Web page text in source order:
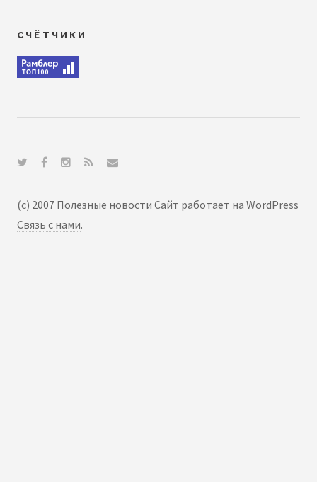
СЧЁТЧИКИ
(c) 2007 Полезные новости Сайт работает на WordPress
Связь с нами.